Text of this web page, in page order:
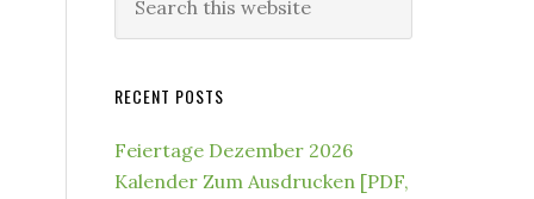
this
RECENT POSTS
Feiertage Dezember 2026
Kalender Zum Ausdrucken [PDF,